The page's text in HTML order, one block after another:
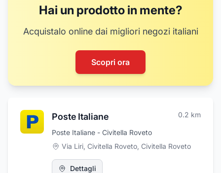
Hai un prodotto in mente?
Acquistalo online dai migliori negozi italiani
Scopri ora
Poste Italiane 0.2 km
Poste Italiane - Civitella Roveto
Via Liri, Civitella Roveto, Civitella Roveto
Dettagli